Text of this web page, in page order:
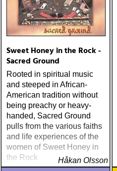
Sweet Honey in the Rock -
Sacred Ground
Rooted in spiritual music
and steeped in African-
American tradition without
being preachy or heavy-
handed, Sacred Ground
pulls from the various faiths
and life experiences of the
women of Sweet Honey in
the Rock
Håkan Olsson